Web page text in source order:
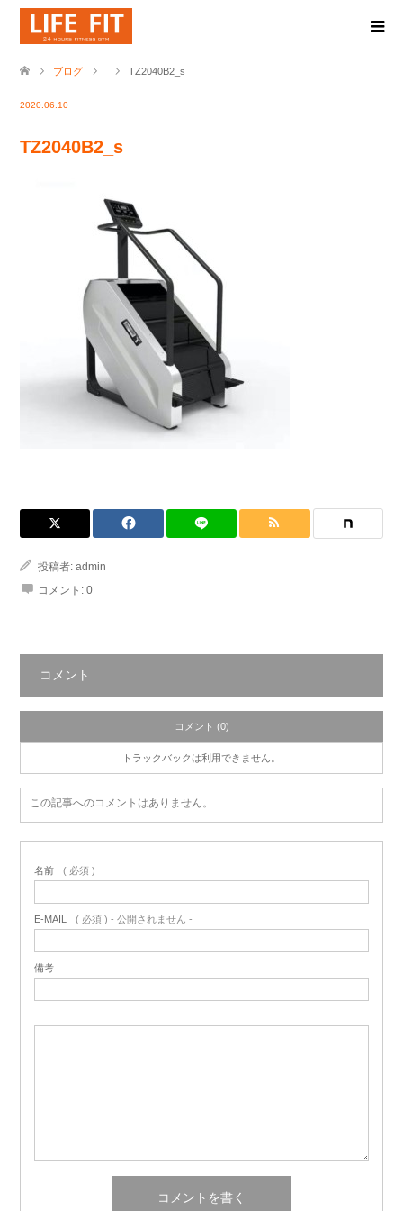
ブログ TZ2040B2_s
2020.06.10
TZ2040B2_s
投稿者: admin
コメント: 0
コメント
コメント (0)
トラックバックは利用できません。
この記事へのコメントはありません。
名前 ( 必須 )
E-MAIL ( 必須 ) - 公開されません -
備考